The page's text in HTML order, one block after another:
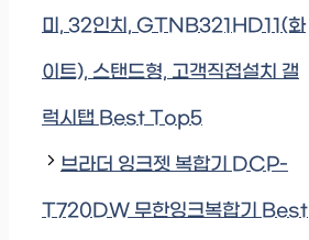
미, 32인치, GTNB321HD11(화
이트), 스탠드형, 고객직접설치 갤
럭시탭 Best Top5
브라더 잉크젯 복합기 DCP-
T720DW 무한잉크복합기 Best